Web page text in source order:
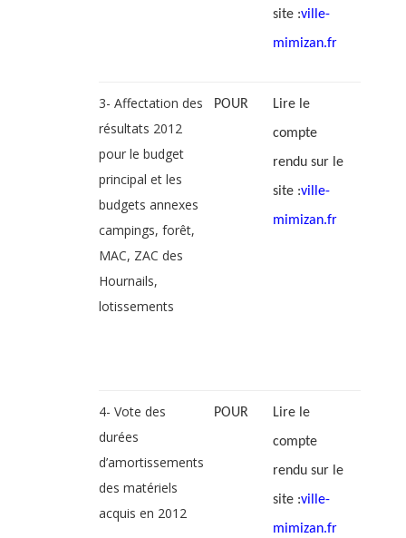
site :ville-
mimizan.fr
3- Affectation des
résultats 2012
pour le budget
principal et les
budgets annexes
campings, forêt,
MAC, ZAC des
Hournails,
lotissements
POUR
Lire le
compte
rendu sur le
site :ville-
mimizan.fr
4- Vote des
durées
d’amortissements
des matériels
acquis en 2012
POUR
Lire le
compte
rendu sur le
site :ville-
mimizan.fr